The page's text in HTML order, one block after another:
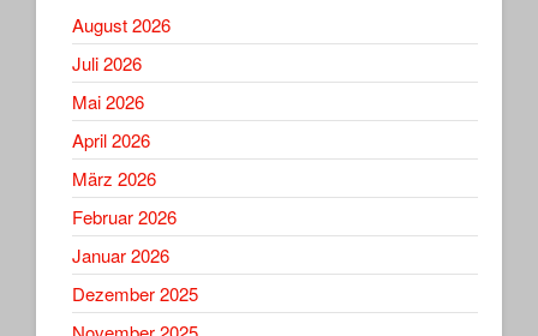
August 2026
Juli 2026
Mai 2026
April 2026
März 2026
Februar 2026
Januar 2026
Dezember 2025